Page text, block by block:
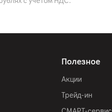
Полезное
Акции
Трейд-ин